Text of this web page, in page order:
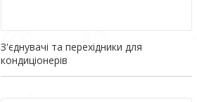
З'єднувачі та перехідники для
кондиціонерів